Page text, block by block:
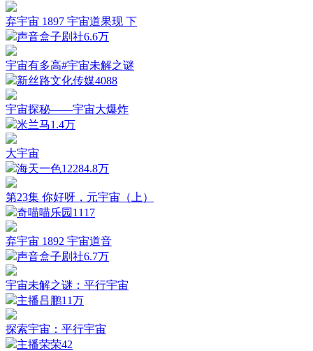
弃宇宙 1897 宇宙道果现 下
声音盒子剧社6.6万
宇宙有多高#宇宙未解之谜
新丝路文化传媒4088
宇宙探秘——宇宙大爆炸
米兰马1.4万
大宇宙
海天一色12284.8万
第23集 你好呀，元宇宙（上）
奇喵喵乐园 1117
弃宇宙 1892 宇宙道音
声音盒子剧社6.7万
宇宙未解之谜：平行宇宙
主播吕鹏11万
探索宇宙：平行宇宙
主播荣荣42